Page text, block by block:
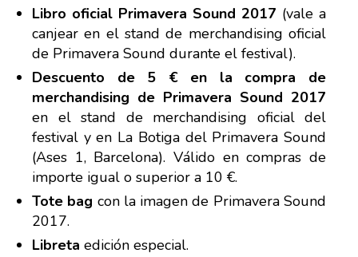
Libro oficial Primavera Sound 2017 (vale a
canjear en el stand de merchandising oficial
de Primavera Sound durante el festival).
Descuento de 5 € en la compra de
merchandising de Primavera Sound 2017
en el stand de merchandising oficial del
festival y en La Botiga del Primavera Sound
(Ases 1, Barcelona). Válido en compras de
importe igual o superior a 10 €.
Tote bag con la imagen de Primavera Sound
2017.
Libreta edición especial.